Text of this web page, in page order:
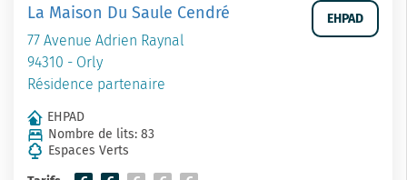
La Maison Du Saule Cendré
77 Avenue Adrien Raynal
94310 - Orly
Résidence partenaire
EHPAD
EHPAD
Nombre de lits: 83
Espaces Verts